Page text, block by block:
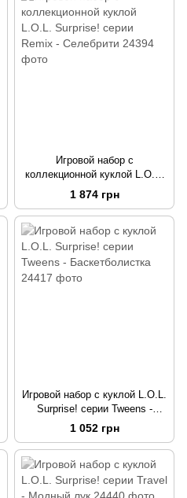
Игровой набор с
коллекционной куклой L.O.L.
Surprise! серии Remix -
Селебрити
1 874 грн
Игровой набор с куклой L.O.L.
Surprise! серии Tweens -
Баскетболистка
1 052 грн